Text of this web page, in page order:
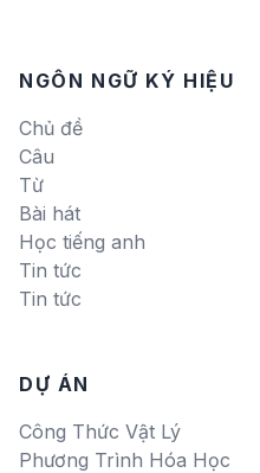
NGÔN NGỮ KÝ HIỆU
Chủ đề
Câu
Từ
Bài hát
Học tiếng anh
Tin tức
Tin tức
DỰ ÁN
Công Thức Vật Lý
Phương Trình Hóa Học